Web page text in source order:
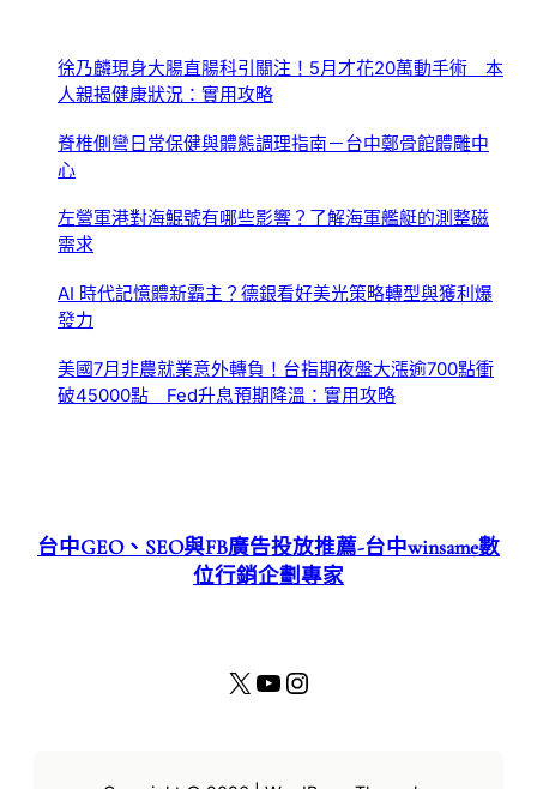
徐乃麟現身大腸直腸科引關注！5月才花20萬動手術 本
人親揭健康狀況：實用攻略
脊椎側彎日常保健與體態調理指南－台中鄭骨館體雕中
心
左營軍港對海鯤號有哪些影響？了解海軍艦艇的測整磁
需求
AI 時代記憶體新霸主？德銀看好美光策略轉型與獲利爆
發力
美國7月非農就業意外轉負！台指期夜盤大漲逾700點衝
破45000點 Fed升息預期降溫：實用攻略
台中GEO、SEO與FB廣告投放推薦-台中winsame數
位行銷企劃專家
X YouTube Instagram